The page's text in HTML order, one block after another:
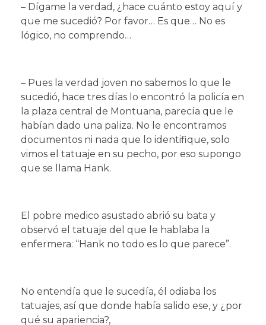
– Dígame la verdad, ¿hace cuánto estoy aquí y
que me sucedió? Por favor… Es que… No es
lógico, no comprendo…
– Pues la verdad joven no sabemos lo que le
sucedió, hace tres días lo encontró la policía en
la plaza central de Montuana, parecía que le
habían dado una paliza. No le encontramos
documentos ni nada que lo identifique, solo
vimos el tatuaje en su pecho, por eso supongo
que se llama Hank.
El pobre medico asustado abrió su bata y
observó el tatuaje del que le hablaba la
enfermera: “Hank no todo es lo que parece”.
No entendía que le sucedía, él odiaba los
tatuajes, así que donde había salido ese, y ¿por
qué su apariencia?,